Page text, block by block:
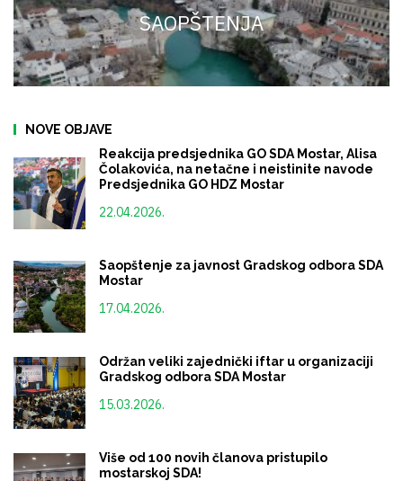
SAOPŠTENJA
NOVE OBJAVE
Reakcija predsjednika GO SDA Mostar, Alisa
Čolakovića, na netačne i neistinite navode
Predsjednika GO HDZ Mostar
22.04.2026.
Saopštenje za javnost Gradskog odbora SDA
Mostar
17.04.2026.
Održan veliki zajednički iftar u organizaciji
Gradskog odbora SDA Mostar
15.03.2026.
Više od 100 novih članova pristupilo
mostarskoj SDA!